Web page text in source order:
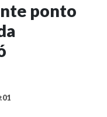
ponto